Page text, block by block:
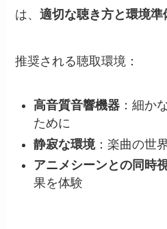
は、適切な聴き方と環境準
推奨される聴取環境：
高音質音響機器 ：細か
ために
静寂な環境：楽曲の世
アニメシーンとの同時
果を体験